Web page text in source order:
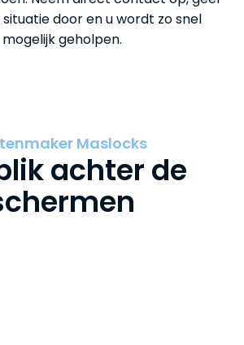
door en u wordt zo snel
mogelijk geholpen.
Maslocks
achter de